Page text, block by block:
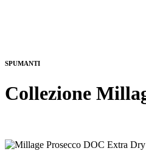
SPUMANTI
Collezione